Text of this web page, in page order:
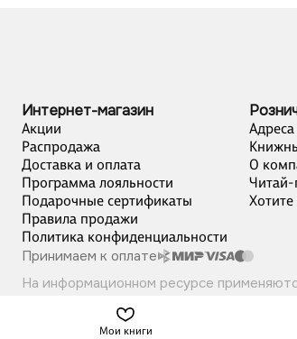
Мои книги
Интернет-магазин
Акции
Распродажа
Доставка и оплата
Программа лояльности
Подарочные сертификаты
Правила продажи
Политика конфиденциальности
О
Читай-
Хотите
Принимаем к оплате
На информационном ресурсе